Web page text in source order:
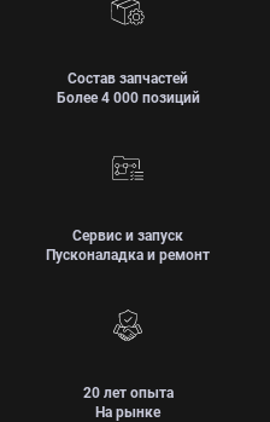
Состав запчастей
Более 4 000 позиций
Сервис и запуск
Пусконаладка и ремонт
20 лет опыта
На рынке